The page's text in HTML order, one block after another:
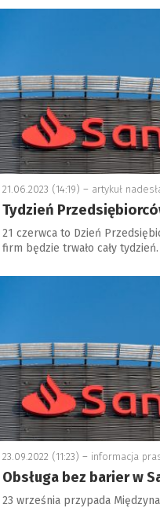
21.06.2023 (14:19) – artykuł
Tydzień
21 czerwca to Dzień
firm będzie trwało cały
23.09.2022 (11:23) – informacja
Obsługa bez barier w
23 września przypada